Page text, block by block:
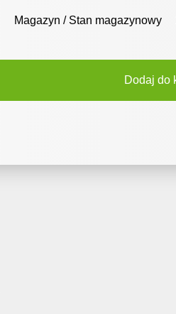
Magazyn / Stan magazynowy
Dodaj do